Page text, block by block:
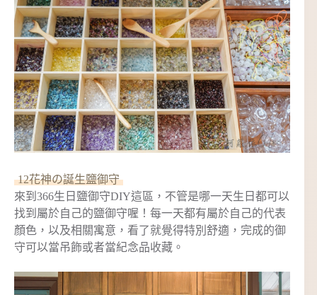
12花神の誕生鹽御守
來到366生日鹽御守DIY這區，不管是哪一天生日都可以
找到屬於自己的鹽御守喔！每一天都有屬於自己的代表
顏色，以及相關寓意，看了就覺得特別舒適，完成的御
守可以當吊飾或者當紀念品收藏。